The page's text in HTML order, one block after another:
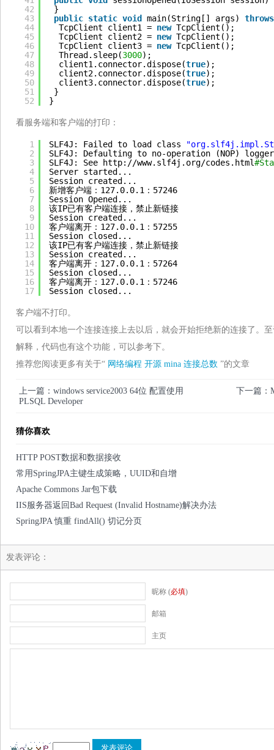
42
43
44
45
46
47
48
49
50
51
52
}
public static void main(String[] args) throws
TcpClient client1 = new TcpClient();
TcpClient client2 = new TcpClient();
TcpClient client3 = new TcpClient();
Thread.sleep(3000);
client1.connector.dispose(true);
client2.connector.dispose(true);
client3.connector.dispose(true);
}
}
看服务端和客户端的打印：
1
2
3
4
5
6
7
8
9
10
11
12
13
14
15
16
17
SLF4J: Failed to load class
SLF4J: Defaulting to no-operation (NOP)
SLF4J: See http: //www.slf4j.org/codes .html
Server started...
Session created...
新增客户端：127.0.0.1：57246
Session Opened...
该IP已有客户端连接，禁止新链接
Session created...
客户端离开：127.0.0.1：57255
Session closed...
该IP已有客户端连接，禁止新链接
Session created...
客户端离开：127.0.0.1：57264
Session closed...
客户端离开：127.0.0.1：57246
Session closed...
客户端不打印。
可以看到本地一个连接连接上去以后，就会开始拒绝新的连接了。
解释，代码也有这个功能，可以参考下。
推荐您阅读更多有关于“ 网络编程 开源 mina 连接总数 ”的文章
上一篇：windows service2003 64位 配置使用
PLSQL Developer
下一篇：
猜你喜欢
HTTP POST数据和数据接收
常用SpringJPA主键生成策略，UUID和自增
Apache Commons Jar包下载
IIS服务器返回Bad Request (Invalid Hostname)解决办法
SpringJPA 慎重 findAll() 切记分页
发表评论：
昵称 (必填)
邮箱
主页